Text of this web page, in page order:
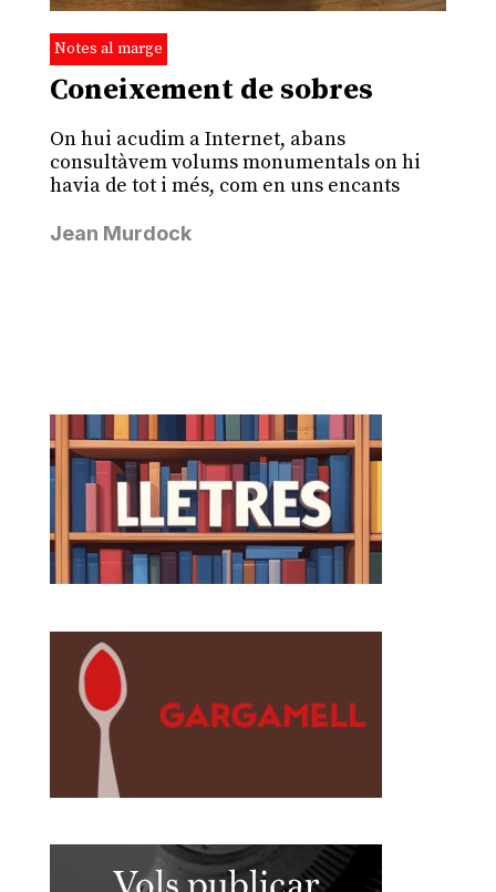
Notes al marge
Coneixement de sobres
On hui acudim a Internet, abans
consultàvem volums monumentals on hi
havia de tot i més, com en uns encants
Jean Murdock